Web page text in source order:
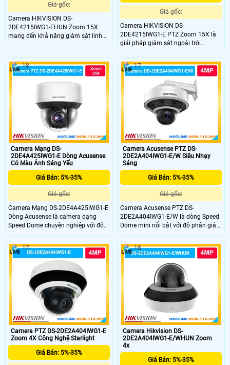
Giá gốc:
Camera HIKVISION DS-
2DE4215IWG1-EHUN Zoom 15X
mang đến khả năng giám sát linh
hoạt với độ phân giải Full HD 2MP,
ngoại 100m. Công nghệ DarkFighter
cho hình ảnh rõ nét trong điều kiện
động, đàm thoại hai chiều và chuẩn
IP67 giúp hoạt động bền bỉ ngoài
Giá gốc:
Camera HIKVISION DS-
2DE4215IWG1-E PTZ Zoom 15X là
giải pháp giám sát ngoài trời
chuyên nghiệp với độ phân giải 2MP
sắc nétcunfg với khả năng zoom
quang học 16X, hồng ngoại 100m
và công nghệ DarkFighter cho hình
ảnh rõ trong điều kiện thiếu sáng.
Với khả năng chống nước IP67
camera chống nước cức tốt
Camera Mạng DS-
2DE4A425IWG1-E Dòng Acusense
Có Màu Ánh Sáng Yếu
Giá Bán: 5%-35%
Giá gốc:
Camera Mạng DS-2DE4A425IWG1-E
Dòng Acusense là camera dạng
Speed Dome chuyên nghiệp với độ
phân giải 4MP, zoom quang học 25×
và hồng ngoại 50m. Thiết bị nổi bật
nhờ công nghệ DarkFighter, lấy nét
Self-learning, nhận diện người và
phương tiện, hỗ trợ chụp khuôn mặt
18
Camera Acusense PTZ DS-
2DE2A404IWG1-E/W Siêu Nhạy
Sáng
Giá Bán: 5%-35%
Giá gốc:
Camera Acusense PTZ DS-
2DE2A404IWG1-E/W là dòng Speed
Dome mini nổi bật với độ phân giải
4MP zoom quang học 4× và kết nối
WiFi linh hoạt. DS-2DE2A404IWG1-
E/W hỗ trợ nhận diện người, phương
tiện, hồng ngoại 20m, đàm thoại hai
chiều cùng chuẩn IP66, IK10, đáp
ứng hiệu quả nhu cầu giám sát
trong nhiều môi trường khác nhau.
17
Camera PTZ DS-2DE2A404IWG1-E
Zoom 4X Công Nghệ Starlight
Giá Bán: 5%-35%
17
Camera Hikvision DS-
2DE2A404IWG1-E/WHUN Zoom
4x
Giá Bán: 5%-35%
18